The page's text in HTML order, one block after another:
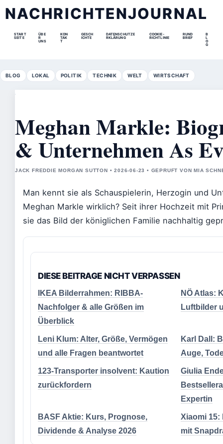
NACHRICHTENJOURNAL
START
SEITE
ÜBE
R
UNS
KON
TAK
T
GESCH
ICHTE
DATENSCHUTZE
RKLÄRUNG
COOKIE-
RICHTLINIE
RUND
BRIEF
B
L
O
G
BLOG LOKAL POLITIK TECHNIK WELT WIRTSCHAFT
Meghan Markle:
& Unternehmen As
JACK FREDDIE MORGAN SUTTON • 2026-06-23 • GEPRUFT VON MIA
Man kennt sie als Schauspielerin, Herzogin und
Meghan Markle wirklich? Seit ihrer Hochzeit mit
sie das Bild der königlichen Familie nachhaltig
DIESE BEITRAGE NICHT VERPASSEN
IKEA Bilderrahmen: RIBBA-
Nachfolger & alle Größen im
Überblick
NÖ Atlas:
Luftbilder
Leni Klum: Alter, Größe, Vermögen
und alle Fragen beantwortet
Karl Dall:
Auge,
123-Transporter insolvent: Kaution
zurückfordern
Giulia
Expertin
BASF Aktie: Kurs, Prognose,
Dividende & Analyse 2026
Xiaomi 15:
mit